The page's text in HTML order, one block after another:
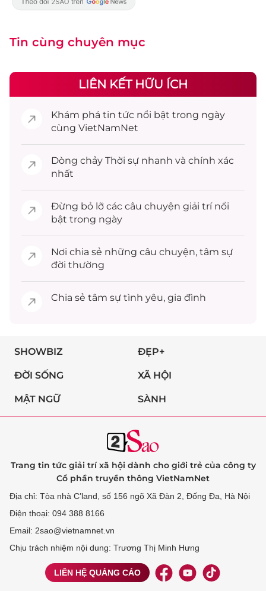
Tin cùng chuyên mục
LIÊN KẾT HỮU ÍCH
Khám phá tin tức nổi bật trong ngày
cùng VietNamNet
Dòng chảy Thời sự nhanh và chính xác
nhất
Đừng bỏ lỡ các câu chuyện giải trínổi
bật trong ngày
Nơi chia sẻ những câu chuyện, tâm sự
đời thường
Chia sẻ tâm sự tình yêu, gia đình
SHOWBIZ ĐẸP+
ĐỜI SỐNG XÃ HỘI
MẬT NGỮ SÀNH
Trang tin tức giải trí xã hội dành cho giới trẻ của công ty
Cổ phần truyền thông VietNamNet
Địa chỉ: Tòa nhà C’land, số 156 ngõ Xã Đàn 2, Đống Đa, Hà Nội
Điện thoại: 094 388 8166
Email: 2sao@vietnamnet.vn
Chịu trách nhiệm nội dung: Trương Thị Minh Hưng
LIÊN HỆ QUẢNG CÁO